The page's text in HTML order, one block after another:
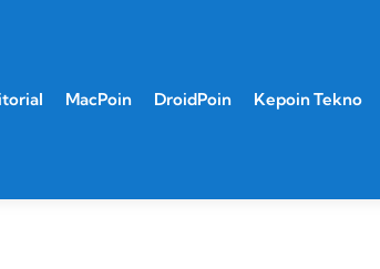
MacPoin DroidPoin Kepoin Tekno